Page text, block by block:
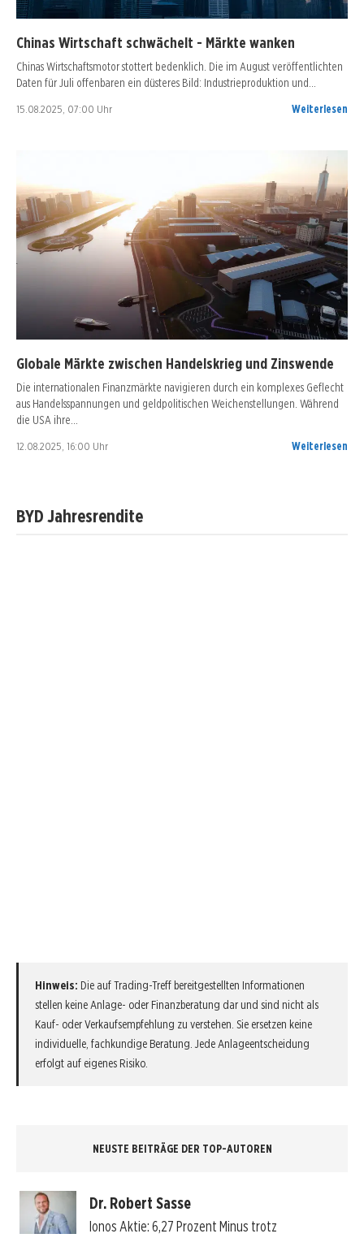
Chinas Wirtschaft schwächelt - Märkte wanken
Chinas Wirtschaftsmotor stottert bedenklich. Die im August veröffentlichten
Daten für Juli offenbaren ein düsteres Bild: Industrieproduktion und…
15.08.2025, 07:00 Uhr Weiterlesen
Globale Märkte zwischen Handelskrieg und Zinswende
Die internationalen Finanzmärkte navigieren durch ein komplexes Geflecht
aus Handelsspannungen und geldpolitischen Weichenstellungen. Während
die USA ihre…
12.08.2025, 16:00 Uhr Weiterlesen
BYD Jahresrendite
Hinweis: Die auf Trading-Treff bereitgestellten Informationen
stellen keine Anlage- oder Finanzberatung dar und sind nicht als
Kauf- oder Verkaufsempfehlung zu verstehen. Sie ersetzen keine
individuelle, fachkundige Beratung. Jede Anlageentscheidung
erfolgt auf eigenes Risiko.
NEUSTE BEITRÄGE DER TOP-AUTOREN
Dr. Robert Sasse
Ionos Aktie: 6,27 Prozent Minus trotz